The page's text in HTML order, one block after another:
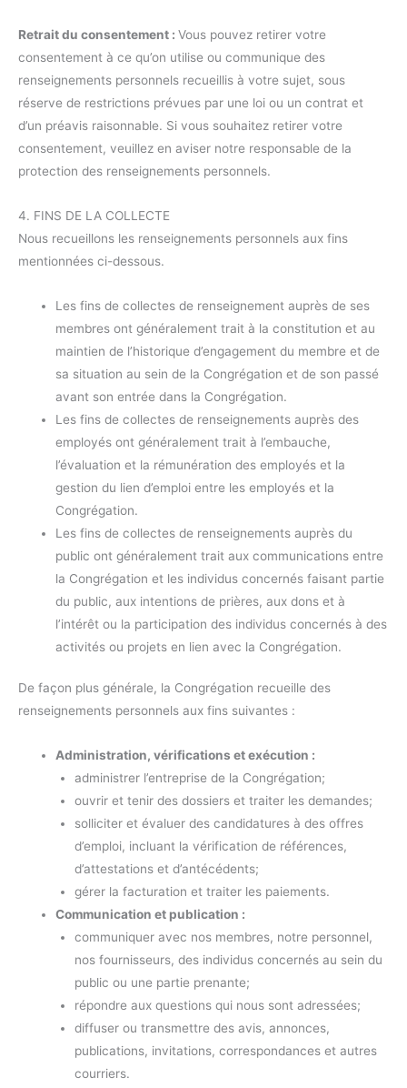
Retrait du consentement : Vous pouvez retirer votre
consentement à ce qu’on utilise ou communique des
renseignements personnels recueillis à votre sujet, sous
réserve de restrictions prévues par une loi ou un contrat et
d’un préavis raisonnable. Si vous souhaitez retirer votre
consentement, veuillez en aviser notre responsable de la
protection des renseignements personnels.
4. FINS DE LA COLLECTE
Nous recueillons les renseignements personnels aux fins
mentionnées ci-dessous.
Les fins de collectes de renseignement auprès de ses
membres ont généralement trait à la constitution et au
maintien de l’historique d’engagement du membre et de
sa situation au sein de la Congrégation et de son passé
avant son entrée dans la Congrégation.
Les fins de collectes de renseignements auprès des
employés ont généralement trait à l’embauche,
l’évaluation et la rémunération des employés et la
gestion du lien d’emploi entre les employés et la
Congrégation.
Les fins de collectes de renseignements auprès du
public ont généralement trait aux communications entre
la Congrégation et les individus concernés faisant partie
du public, aux intentions de prières, aux dons et à
l’intérêt ou la participation des individus concernés à des
activités ou projets en lien avec la Congrégation.
De façon plus générale, la Congrégation recueille des
renseignements personnels aux fins suivantes :
Administration, vérifications et exécution :
administrer l’entreprise de la Congrégation;
ouvrir et tenir des dossiers et traiter les demandes;
solliciter et évaluer des candidatures à des offres
d’emploi, incluant la vérification de références,
d’attestations et d’antécédents;
gérer la facturation et traiter les paiements.
Communication et publication :
communiquer avec nos membres, notre personnel,
nos fournisseurs, des individus concernés au sein du
public ou une partie prenante;
répondre aux questions qui nous sont adressées;
diffuser ou transmettre des avis, annonces,
publications, invitations, correspondances et autres
courriers.